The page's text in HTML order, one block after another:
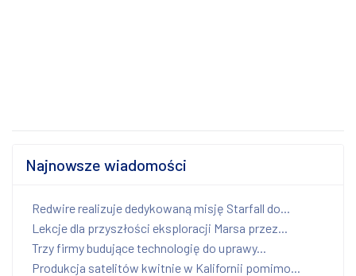
Najnowsze wiadomości
Redwire realizuje dedykowaną misję Starfall do...
Lekcje dla przyszłości eksploracji Marsa przez...
Trzy firmy budujące technologię do uprawy...
Produkcja satelitów kwitnie w Kalifornii pomimo...